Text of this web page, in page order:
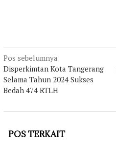
Navigasi
pos
Pos sebelumnya
Disperkimtan Kota Tangerang
Selama Tahun 2024 Sukses
Bedah 474 RTLH
POS TERKAIT